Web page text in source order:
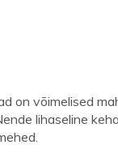
on võimelised
lihaseline